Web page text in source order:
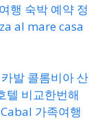
행 숙박 예약 정
al mare casa
발 콜롬비아 산
텔 비교한번해
가족여행